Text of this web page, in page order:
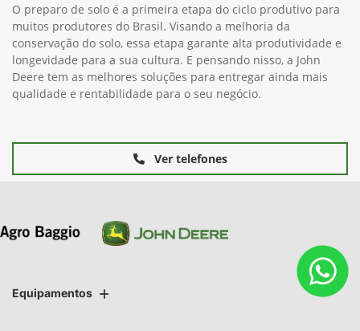
O preparo de solo é a primeira etapa do ciclo produtivo para
muitos produtores do Brasil. Visando a melhoria da
conservação do solo, essa etapa garante alta produtividade e
longevidade para a sua cultura. E pensando nisso, a John
Deere tem as melhores soluções para entregar ainda mais
qualidade e rentabilidade para o seu negócio.
Ver telefones
Equipamentos